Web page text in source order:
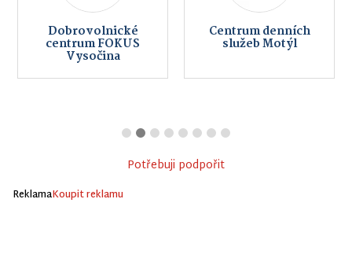
Dobrovolnické
centrum FOKUS
Vysočina
Centrum denních
služeb Motýl
Potřebuji podpořit
ReklamaKoupit reklamu